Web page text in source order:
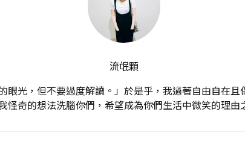
流氓顆
眼光，但不要過度解讀。」於是乎，我過著自由自在
怪奇的想法洗腦你們，希望成為你們生活中微笑的理由